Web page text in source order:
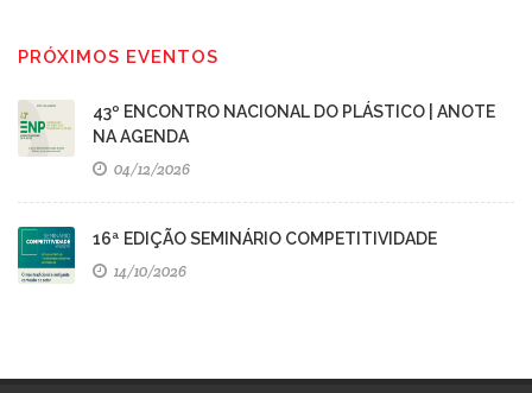
PRÓXIMOS EVENTOS
43º ENCONTRO NACIONAL DO PLÁSTICO | ANOTE
NA AGENDA
04/12/2026
16ª EDIÇÃO SEMINÁRIO COMPETITIVIDADE
14/10/2026